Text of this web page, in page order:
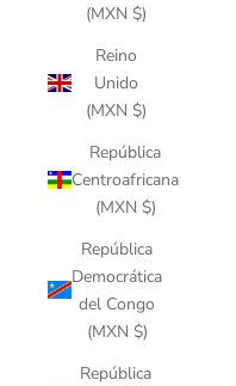
(MXN $)
Reino
Unido
(MXN $)
República
Centroafricana
(MXN $)
República
Democrática
del Congo
(MXN $)
República